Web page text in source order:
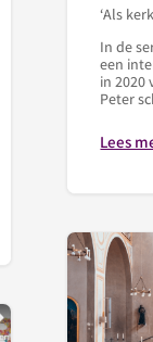
‘Als
In de
een
in 2020
Peter
Lees